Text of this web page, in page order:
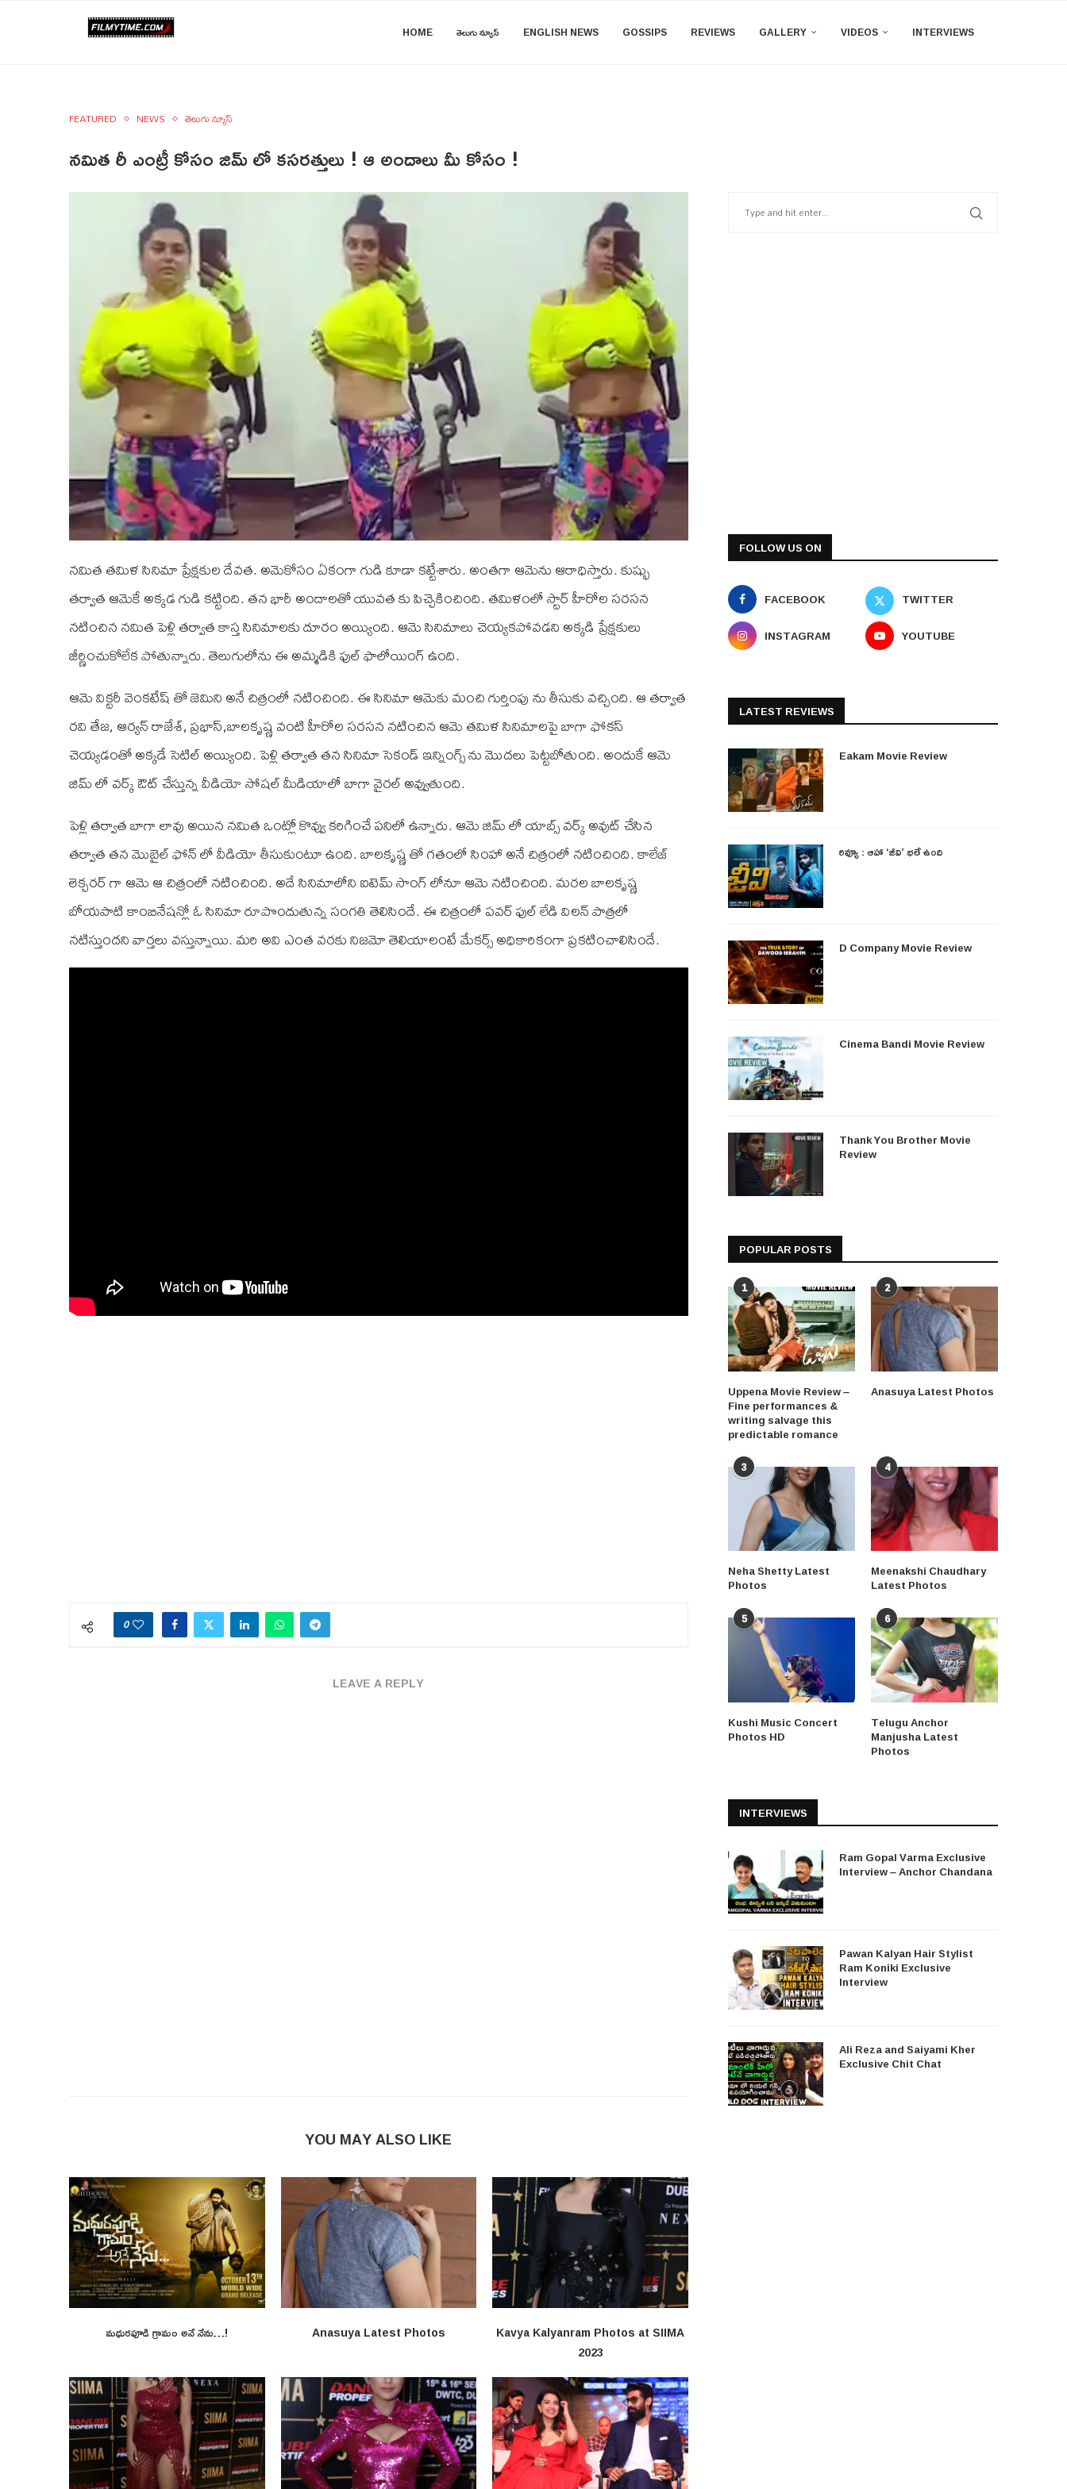
HOME తెలుగు న్యూస్ ENGLISH NEWS GOSSIPS REVIEWS GALLERY VIDEOS INTERVIEWS
FEATURED NEWS తెలుగు న్యూస్
నమిత రీ ఎంట్రీ కోసం జిమ్ లో కసరత్తులు ! ఆ అందాలు మీ కోసం !
నమిత తమిళ సినిమా ప్రేక్షకుల దేవత. అమెకోసం ఏకంగా గుడి కూడా కట్టేశారు. అంతగా ఆమెను ఆరాధిస్తారు. కుష్భు
తర్వాత ఆమెకే అక్కడ గుడి కట్టింది. తన భారీ అందాలతో యువత కు పిచ్చెకించింది. తమిళంలో స్టార్ హీరోల సరసన
నటించిన నమిత పెళ్లి తర్వాత కాస్త సినిమాలకు దూరం అయ్యింది. ఆమె సినిమాలు చెయ్యకపోవడని అక్కడి ప్రేక్షకులు
జీర్ణించుకోలేక పోతున్నారు. తెలుగులోను ఈ అమ్మడికి ఫుల్ ఫాలోయింగ్ ఉంది.
ఆమె విక్టరీ వెంకటేష్ తో జెమిని అనే చిత్రంలో నటించింది. ఈ సినిమా ఆమెకు మంచి గుర్తింపు ను తీసుకు వచ్చింది. ఆ తర్వాత
రవి తేజ, ఆర్యన్ రాజేశ్, ప్రభాస్,బాలకృష్ణ వంటి హీరోల సరసన నటించిన ఆమె తమిళ సినిమాలపై బాగా ఫోకస్
చెయ్యడంతో అక్కడే సెటిల్ అయ్యింది. పెళ్లి తర్వాత తన సినిమా సెకండ్ ఇన్నింగ్స్ ను మొదలు పెట్టబోతుంది. అందుకే ఆమె
జిమ్ లో వర్క్ ఔట్ చేస్తున్న వీడియో సోషల్ మీడియాలో బాగా వైరల్ అవ్వుతుంది.
పెళ్లి తర్వాత బాగా లావు అయిన నమిత ఒంట్లో కొవ్వు కరిగించే పనిలో ఉన్నారు. ఆమె జిమ్ లో యాబ్స్ వర్క్ అవుట్ చేసిన
తర్వాత తన మొబైల్ ఫోన్ లో వీడియో తీసుకుంటూ ఉంది. బాలకృష్ణ తో గతంలో సింహా అనే చిత్రంలో నటించింది. కాలేజ్
లెక్చరర్ గా ఆమె ఆ చిత్రంలో నటించింది. అదే సినిమాలోని ఐటెమ్ సాంగ్ లోనూ ఆమె నటించింది. మరల బాలకృష్ణ
బోయపాటి కాంబినేషన్లో ఓ సినిమా రూపొందుతున్న సంగతి తెలిసిందే. ఈ చిత్రంలో పవర్ ఫుల్ లేడి విలన్ పాత్రలో
నటిస్తుందని వార్తలు వస్తున్నాయి. మరి అవి ఎంత వరకు నిజమో తెలియాలంటే మేకర్స్ అధికారికంగా ప్రకటించాలిసిందే.
0
LEAVE A REPLY
YOU MAY ALSO LIKE
మధురపూడి గ్రామం అనే నేను…! Anasuya Latest Photos
Kavya Kalyanram Photos at SIIMA
2023
FOLLOW US ON
FACEBOOK
TWITTER
INSTAGRAM
YOUTUBE
LATEST REVIEWS
Eakam Movie Review
రివ్యూ : ఆహా ‘జీవి’ భలే ఉంది
D Company Movie Review
Cinema Bandi Movie Review
Thank You Brother Movie
Review
POPULAR POSTS
1
Uppena Movie Review –
Fine performances &
writing salvage this
predictable romance
2
Anasuya Latest Photos
3
Neha Shetty Latest
Photos
4
Meenakshi Chaudhary
Latest Photos
5
Kushi Music Concert
Photos HD
6
Telugu Anchor
Manjusha Latest
Photos
INTERVIEWS
Ram Gopal Varma Exclusive
Interview – Anchor Chandana
Pawan Kalyan Hair Stylist
Ram Koniki Exclusive
Interview
Ali Reza and Saiyami Kher
Exclusive Chit Chat